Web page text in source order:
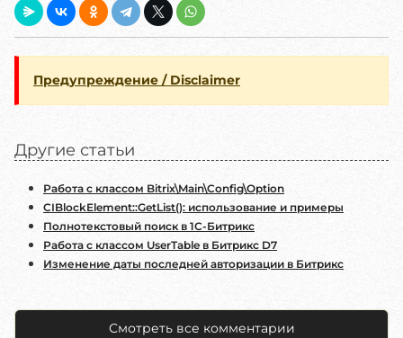
Предупреждение / Disclaimer
Другие статьи
Работа с классом Bitrix\Main\Config\Option
CIBlockElement::GetList(): использование и примеры
Полнотекстовый поиск в 1С-Битрикс
Работа с классом UserTable в Битрикс D7
Изменение даты последней авторизации в Битрикс
Смотреть все комментарии